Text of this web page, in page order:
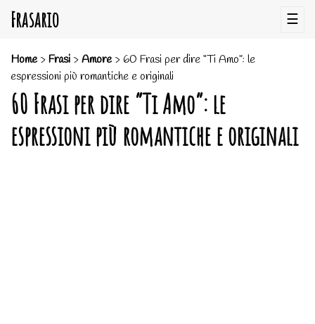
Frasario ☰
Home>Frasi >Amore> 60 Frasi per dire “Ti Amo”: le
espressioni più romantiche e originali
60 Frasi per dire “Ti Amo”: le
espressioni più romantiche e originali